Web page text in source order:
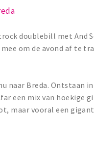
doublebill met And
om de avond af te
naar Breda. Ontstaan
een mix van hoekige
maar vooral een